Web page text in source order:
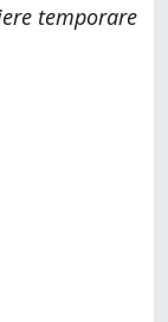
temporare